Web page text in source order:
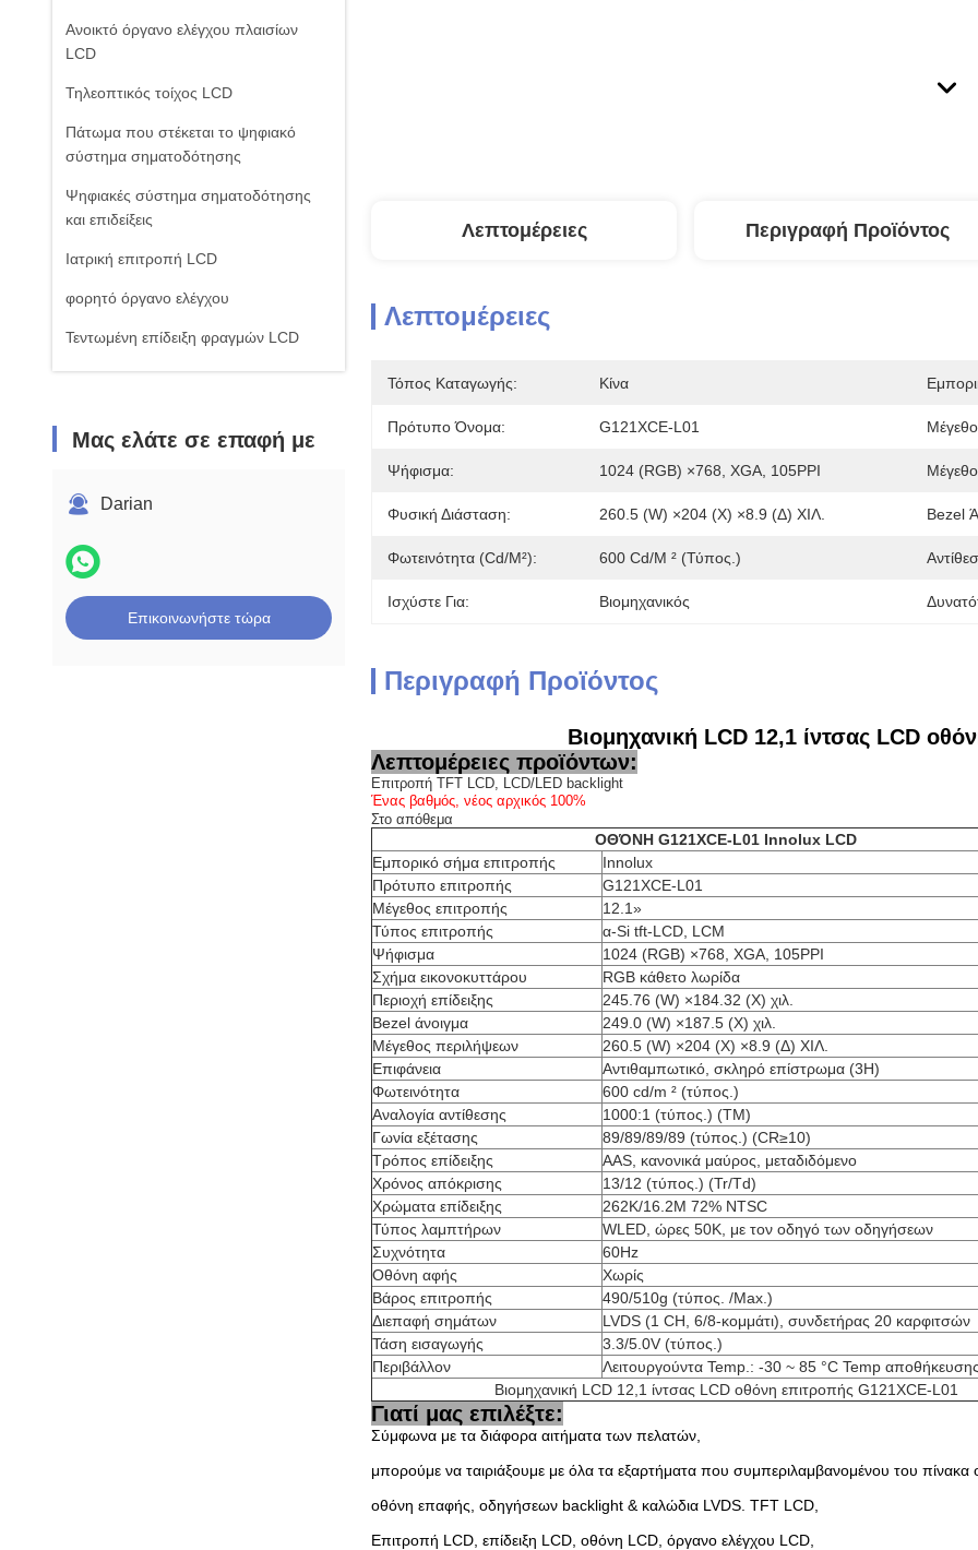
Ανοικτό όργανο ελέγχου πλαισίων
LCD
Τηλεοπτικός τοίχος LCD
Πάτωμα που στέκεται το ψηφιακό
σύστημα σηματοδότησης
Ψηφιακές σύστημα σηματοδότησης
και επιδείξεις
Ιατρική επιτροπή LCD
φορητό όργανο ελέγχου
Τεντωμένη επίδειξη φραγμών LCD
Πίνακας οθόνης με πολλαπλές
Μας ελάτε σε επαφή με
Darian
Επικοινωνήστε τώρα
Λεπτομέρειες Περιγραφή Προϊόντος
Λεπτομέρειες
Τόπος Καταγωγής: Κίνα
Πρότυπο Όνομα: G121XCE-L01
Ψήφισμα: 1024 (RGB) ×768, XGA, 105PPI
Φυσική Διάσταση: 260.5 (W) ×204 (Χ) ×8.9 (Δ) ΧΙΛ. Bezel
Φωτεινότητα (cd/m²): 600 Cd/m ² (τύπος.)
Ισχύστε Για: Βιομηχανικός
Περιγραφή Προϊόντος
Βιομηχανική LCD 12,1 ίντσας LCD
Λεπτομέρειες προϊόντων:
Επιτροπή TFT LCD, LCD/LED backlight
Ένας βαθμός, νέος αρχικός 100%
Στο απόθεμα
ΟΘΌΝΗ G121XCE-L01 Innolux LCD
Εμπορικό σήμα επιτροπής
Innolux
Πρότυπο επιτροπής
G121XCE-L01
Μέγεθος επιτροπής
12.1»
Τύπος επιτροπής
α-Si tft-LCD, LCM
Ψήφισμα
1024 (RGB) ×768, XGA, 105PPI
Σχήμα εικονοκυττάρου
RGB κάθετο λωρίδα
Περιοχή επίδειξης
245.76 (W) ×184.32 (Χ) χιλ.
Bezel άνοιγμα
249.0 (W) ×187.5 (Χ) χιλ.
Μέγεθος περιλήψεων
260.5 (W) ×204 (Χ) ×8.9 (Δ) ΧΙΛ.
Επιφάνεια
Αντιθαμπωτικό, σκληρό επίστρωμα (3H)
Φωτεινότητα
600 cd/m ² (τύπος.)
Αναλογία αντίθεσης
1000:1 (τύπος.) (TM)
Γωνία εξέτασης
89/89/89/89 (τύπος.) (CR≥10)
Τρόπος επίδειξης
AAS, κανονικά μαύρος, μεταδιδόμενο
Χρόνος απόκρισης
13/12 (τύπος.) (Tr/Td)
Χρώματα επίδειξης
262K/16.2M 72% NTSC
Τύπος λαμπτήρων
WLED, ώρες 50K, με τον οδηγό των οδηγήσεων
Συχνότητα
60Hz
Οθόνη αφής
Χωρίς
Βάρος επιτροπής
490/510g (τύπος. /Max.)
Διεπαφή σημάτων
LVDS (1 CH, 6/8-κομμάτι), συνδετήρας 20 καρφιτσών
Τάση εισαγωγής
3.3/5.0V (τύπος.)
Περιβάλλον
Λειτουργούντα Temp.: -30 ~ 85 °C Temp
Βιομηχανική LCD 12,1 ίντσας LCD οθόνη επιτροπής G121XCE-L01
Γιατί μας επιλέξτε:
Σύμφωνα με τα διάφορα αιτήματα των πελατών,
μπορούμε να ταιριάξουμε με όλα τα εξαρτήματα που συμπεριλαμβανομένου του πίνακα
οθόνη επαφής, οδηγήσεων backlight & καλώδια LVDS. TFT LCD,
Επιτροπή LCD, επίδειξη LCD, οθόνη LCD, όργανο ελέγχου LCD,